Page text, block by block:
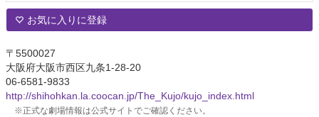
お気に入りに登録
〒5500027
大阪府大阪市西区九条1-28-20
06-6581-9833
http://shihohkan.la.coocan.jp/The_Kujo/kujo_index.html
※正式な劇場情報は公式サイトでご確認ください。